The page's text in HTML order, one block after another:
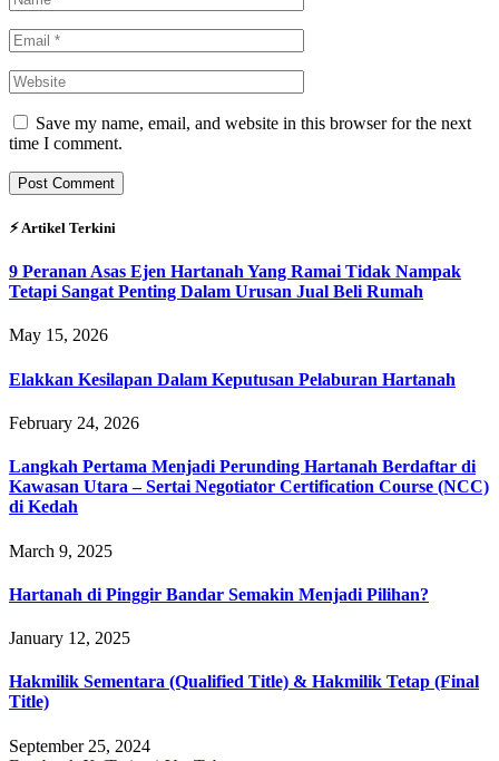
Save my name, email, and website in this browser for the next
time I comment.
⚡︎ Artikel Terkini
9 Peranan Asas Ejen Hartanah Yang Ramai Tidak Nampak
Tetapi Sangat Penting Dalam Urusan Jual Beli Rumah
May 15, 2026
Elakkan Kesilapan Dalam Keputusan Pelaburan Hartanah
February 24, 2026
Langkah Pertama Menjadi Perunding Hartanah Berdaftar di
Kawasan Utara – Sertai Negotiator Certification Course (NCC)
di Kedah
March 9, 2025
Hartanah di Pinggir Bandar Semakin Menjadi Pilihan?
January 12, 2025
Hakmilik Sementara (Qualified Title) & Hakmilik Tetap (Final
Title)
September 25, 2024